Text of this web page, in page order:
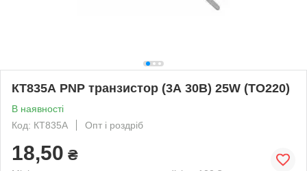
КТ835А PNP транзистор (3А 30В) 25W (ТО220)
В наявності
Код: КТ835А
Опт і роздріб
18,50 ₴